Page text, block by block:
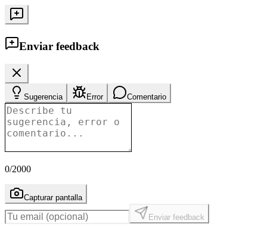
Enviar feedback
Sugerencia Error Comentario
0/2000
Capturar pantalla
Enviar feedback